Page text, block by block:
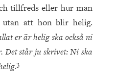
tillfreds eller hur man
att hon blir helig.
er är helig ska också ni
Det står ju skrivet: Ni ska
.3